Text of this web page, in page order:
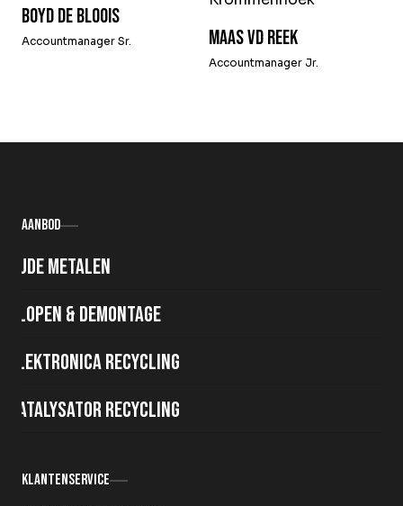
Boyd de Bloois
Accountmanager Sr. Maas vd Reek
Accountmanager Jr.
Aanbod
Oude metalen
Slopen & demontage
Elektronica recycling
Katalysator recycling
Klantenservice